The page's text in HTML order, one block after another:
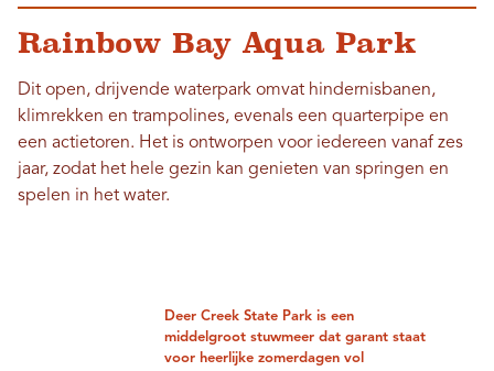
Rainbow Bay Aqua Park
Dit open, drijvende waterpark omvat hindernisbanen,
klimrekken en trampolines, evenals een quarterpipe en
een actietoren. Het is ontworpen voor iedereen vanaf zes
jaar, zodat het hele gezin kan genieten van springen en
spelen in het water.
Deer Creek State Park is een
middelgroot stuwmeer dat garant staat
voor heerlijke zomerdagen vol